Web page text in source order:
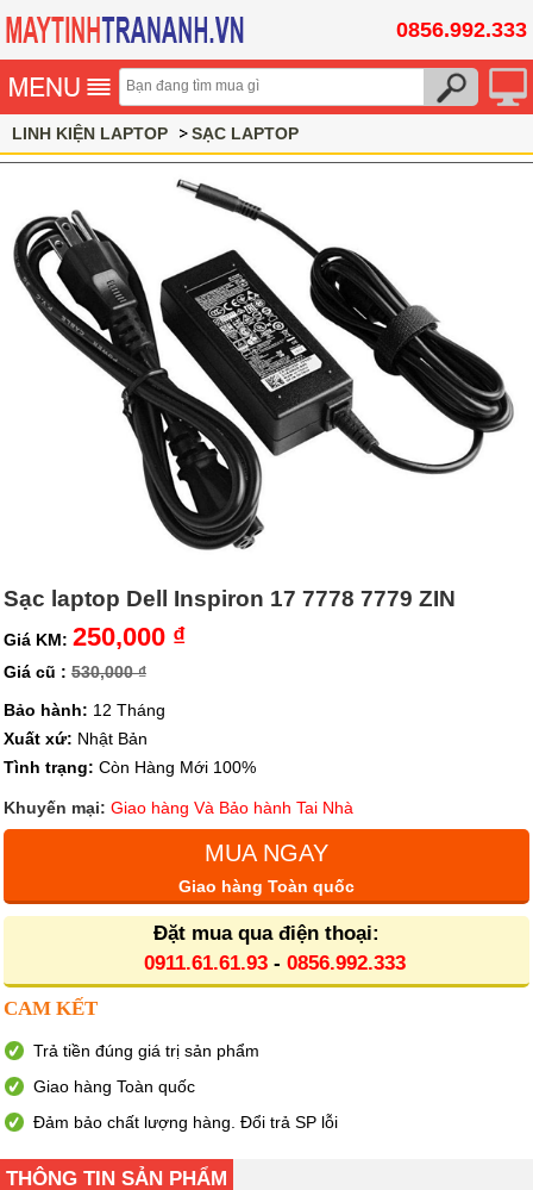
0856.992.333
LINH KIỆN LAPTOP SẠC LAPTOP
Sạc laptop Dell Inspiron 17 7778 7779 ZIN
Giá KM: 250,000 ₫
Giá cũ : 530,000 ₫
Bảo hành: 12 Tháng
Xuất xứ: Nhật Bản
Tình trạng: Còn Hàng Mới 100%
Khuyến mại: Giao hàng Và Bảo hành Tai Nhà
MUA NGAY
Giao hàng Toàn quốc
Đặt mua qua điện thoại:
0911.61.61.93- 0856.992.333
CAM KẾT
Trả tiền đúng giá trị sản phẩm
Giao hàng Toàn quốc
Đảm bảo chất lượng hàng. Đổi trả SP lỗi
THÔNG TIN SẢN PHẨM